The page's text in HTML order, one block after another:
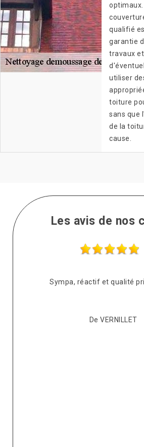
optimaux.
qualifié
garantie
travaux
utiliser
toiture
sans que
de la
cause.
Les avis de nos
Sympa, réactif et qualité
De VERNILLET